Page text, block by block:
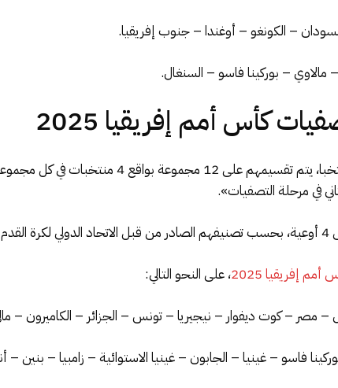
– الكونغو – أوغندا – جنوب إفريقيا.
مالاوي – بوركينا فاسو – السنغال.
كأس أمم إفريقيا 2025
في مرحلة التصفيات».
إفريقيا 2025 ، على النحو التالي:
– مصر – كوت ديفوار – نيجيريا – تونس – الجزائر – الكاميرون –
فاسو – غينيا – الجابون – غينيا الاستوائية – زامبيا – بنين